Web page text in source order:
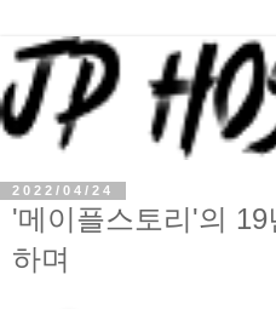
2022/04/24
'메이플스토리'의
하며